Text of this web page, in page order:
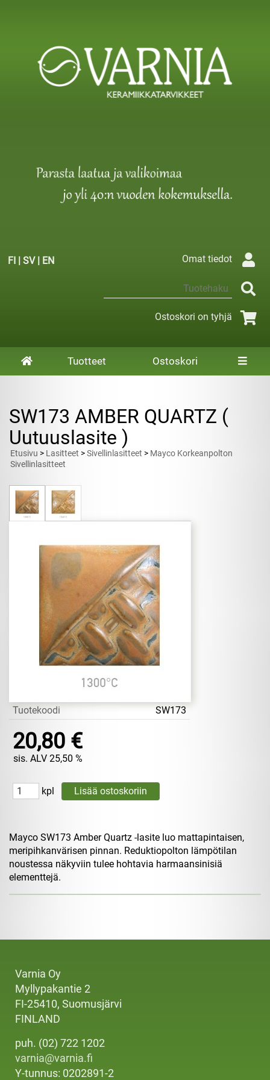
FI | SV| EN Omat tiedot
Ostoskori on tyhjä
Tuotteet Ostoskori
SW173 AMBER QUARTZ (
Uutuuslasite )
Etusivu > Lasitteet >Sivellinlasitteet > Mayco Korkeanpolton
Sivellinlasitteet
Tuotekoodi SW173
20,80 €
sis. ALV 25,50 %
kpl
Mayco SW173 Amber Quartz -lasite luo mattapintaisen,
meripihkanvärisen pinnan. Reduktiopolton lämpötilan
noustessa näkyviin tulee hohtavia harmaansinisiä
elementtejä.
Varnia Oy
Myllypakantie 2
FI-25410, Suomusjärvi
FINLAND
puh. (02) 722 1202
varnia@varnia.fi
Y-tunnus: 0202891-2